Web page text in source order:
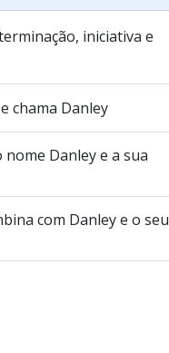
iniciativa e
chama Danley
nome Danley e a sua
com Danley e o seu